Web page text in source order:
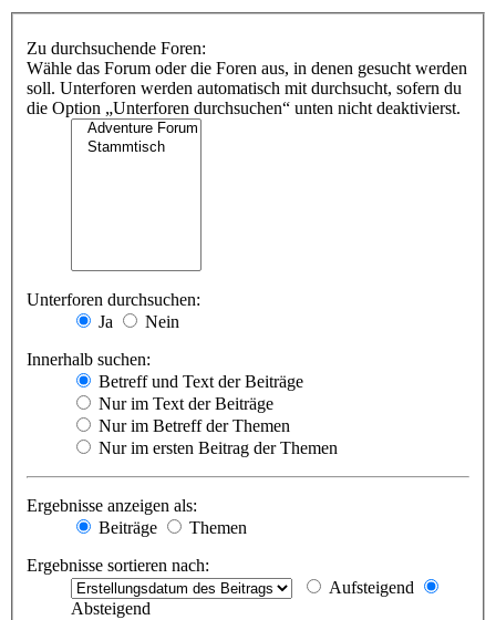
Zu durchsuchende Foren:
Wähle das Forum oder die Foren aus, in denen gesucht werden
soll. Unterforen werden automatisch mit durchsucht, sofern du
die Option „Unterforen durchsuchen“ unten nicht deaktivierst.
Unterforen durchsuchen:
Ja
Nein
Innerhalb suchen:
Betreff und Text der Beiträge
Nur im Text der Beiträge
Nur im Betreff der Themen
Nur im ersten Beitrag der Themen
Ergebnisse anzeigen als:
Beiträge
Themen
Ergebnisse sortieren nach:
Aufsteigend
Absteigend